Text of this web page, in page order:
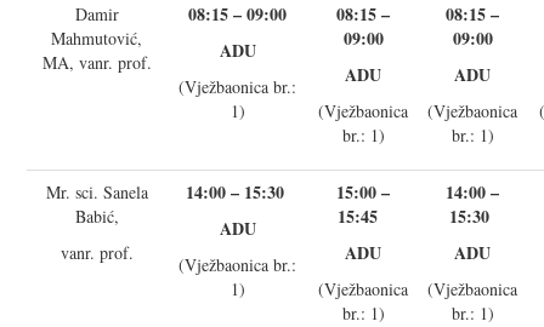
Damir
Mahmutović,
MA, vanr. prof.
08:15 – 09:00
ADU
(Vježbaonica br.:
1)
08:15 –
09:00
ADU
(Vježbaonica
br.: 1)
08:15 –
09:00
ADU
(Vježbaonica
br.: 1)
Mr. sci. Sanela
Babić,
vanr. prof.
14:00 – 15:30
ADU
(Vježbaonica br.:
1)
15:00 –
15:45
ADU
(Vježbaonica
br.: 1)
14:00 –
15:30
ADU
(Vježbaonica
br.: 1)